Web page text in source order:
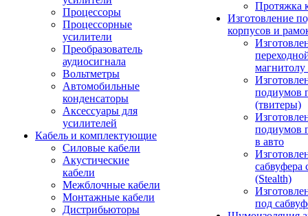
Процессоры
Процессорные
усилители
Преобразователь
аудиосигнала
Вольтметры
Автомобильные
конденсаторы
Аксессуары для
усилителей
Кабель и комплектующие
Силовые кабели
Акустические
кабели
Межблочные кабели
Монтажные кабели
Дистрибьюторы
Протяжка
Изготовление
корпусов и
подиумов
(твитеры)
подиумов
в авто
сабвуфера
(Stealth)
под